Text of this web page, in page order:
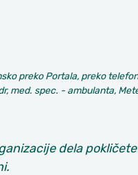
preko Portala, preko
med. spec. - ambulanta,
dela